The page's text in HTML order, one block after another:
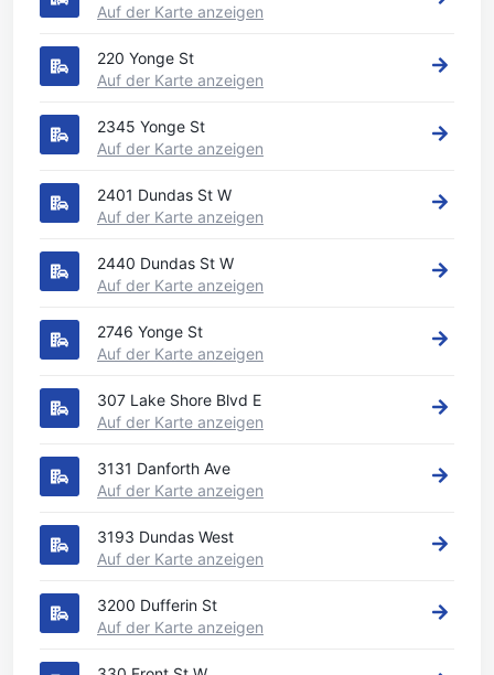
Auf der Karte anzeigen
220 Yonge St
Auf der Karte anzeigen
2345 Yonge St
Auf der Karte anzeigen
2401 Dundas St W
Auf der Karte anzeigen
2440 Dundas St W
Auf der Karte anzeigen
2746 Yonge St
Auf der Karte anzeigen
307 Lake Shore Blvd E
Auf der Karte anzeigen
3131 Danforth Ave
Auf der Karte anzeigen
3193 Dundas West
Auf der Karte anzeigen
3200 Dufferin St
Auf der Karte anzeigen